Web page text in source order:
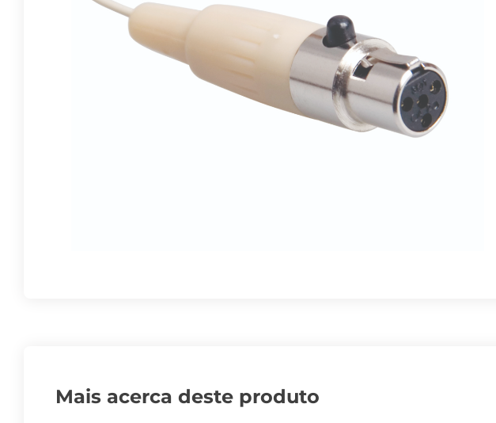
Mais acerca deste produto